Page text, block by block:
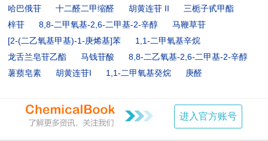
哈巴俄苷 十二醛二甲缩醛 胡黄连苷 II
三栀子甙甲酯
梓苷
8,8-二甲氧基-2,6-二甲基-2-辛醇
马鞭草苷
[2-(二乙氧基甲基)-1-庚烯基]苯
1,1-二甲氧基辛烷
龙舌兰皂苷乙酯
马钱苷酸
8,8-二乙氧基-2,6-二甲基-2-辛醇
薯蓣皂素
胡黄连苷I 1,1-二甲氧基癸烷 庚醛
进入官方账号